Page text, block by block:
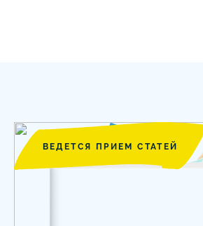
ВЕДЕТСЯ ПРИЕМ СТАТЕЙ